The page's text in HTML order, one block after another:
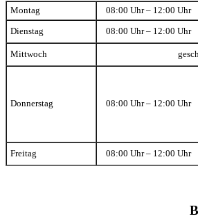
Montag 08:00 Uhr – 12:00 Uhr
Dienstag 08:00 Uhr – 12:00 Uhr
Mittwoch
Donnerstag 08:00 Uhr – 12:00 Uhr
Freitag 08:00 Uhr – 12:00 Uhr